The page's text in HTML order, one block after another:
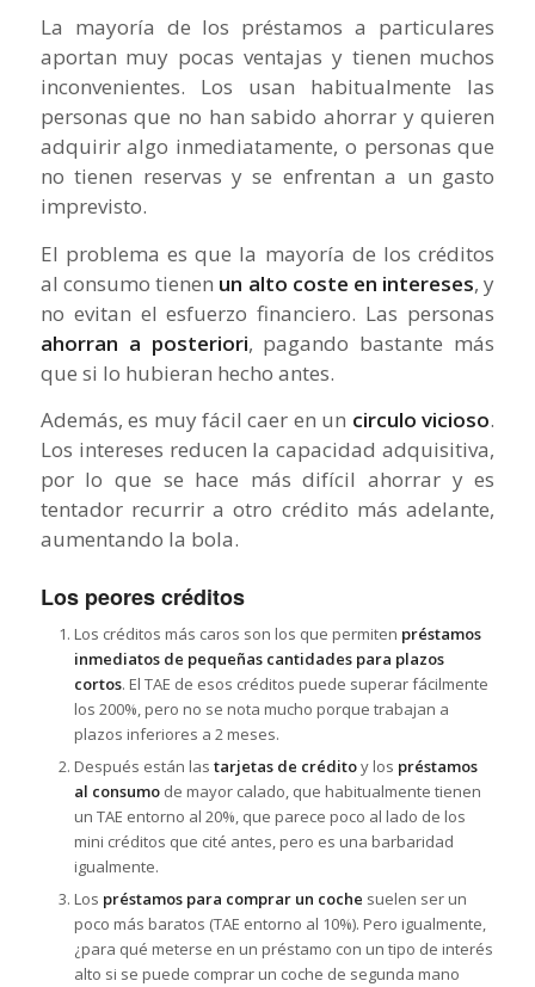
La mayoría de los préstamos a particulares
aportan muy pocas ventajas y tienen muchos
inconvenientes. Los usan habitualmente las
personas que no han sabido ahorrar y quieren
adquirir algo inmediatamente, o personas que
no tienen reservas y se enfrentan a un gasto
imprevisto.
El problema es que la mayoría de los créditos
al consumo tienen un alto coste en intereses, y
no evitan el esfuerzo financiero. Las personas
ahorran a posteriori, pagando bastante más
que si lo hubieran hecho antes.
Además, es muy fácil caer en un circulo vicioso.
Los intereses reducen la capacidad adquisitiva,
por lo que se hace más difícil ahorrar y es
tentador recurrir a otro crédito más adelante,
aumentando la bola.
Los peores créditos
Los créditos más caros son los que permiten préstamos
inmediatos de pequeñas cantidades para plazos
cortos. El TAE de esos créditos puede superar fácilmente
los 200%, pero no se nota mucho porque trabajan a
plazos inferiores a 2 meses.
Después están las tarjetas de créditoy los préstamos
al consumode mayor calado, que habitualmente tienen
un TAE entorno al 20%, que parece poco al lado de los
mini créditos que cité antes, pero es una barbaridad
igualmente.
Los préstamos para comprar un coche suelen ser un
poco más baratos (TAE entorno al 10%). Pero igualmente,
¿para qué meterse en un préstamo con un tipo de interés
alto si se puede comprar un coche de segunda mano